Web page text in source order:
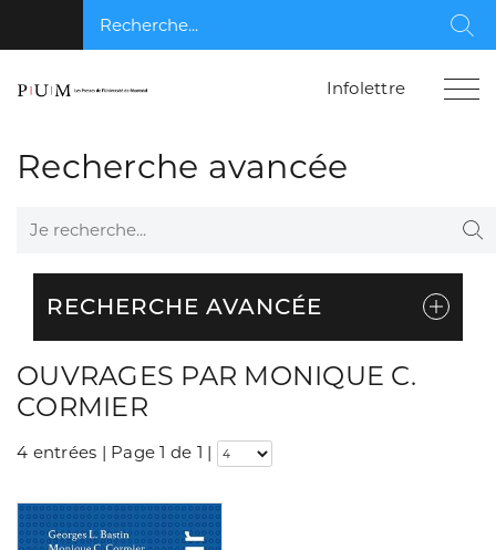
Recherche...
Infolettre
Recherche avancée
Je recherche...
RECHERCHE AVANCÉE
OUVRAGES PAR MONIQUE C.
CORMIER
4 entrées | Page 1 de 1 |